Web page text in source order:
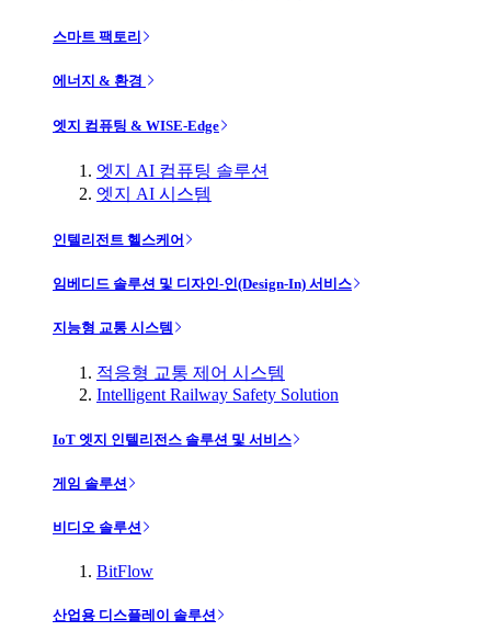
스마트 팩토리
에너지 & 환경
엣지 컴퓨팅 & WISE-Edge
엣지 AI 컴퓨팅 솔루션
엣지 AI 시스템
인텔리전트 헬스케어
임베디드 솔루션 및 디자인-인(Design-In) 서비스
지능형 교통 시스템
적응형 교통 제어 시스템
Intelligent Railway Safety Solution
IoT 엣지 인텔리전스 솔루션 및 서비스
게임 솔루션
비디오 솔루션
BitFlow
산업용 디스플레이 솔루션